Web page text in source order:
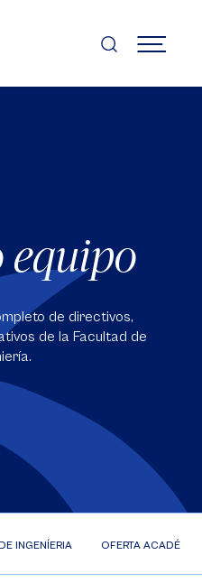
MENÚ
equipo
de directivos,
de la Facultad de
INGENÍERIA OFERTA